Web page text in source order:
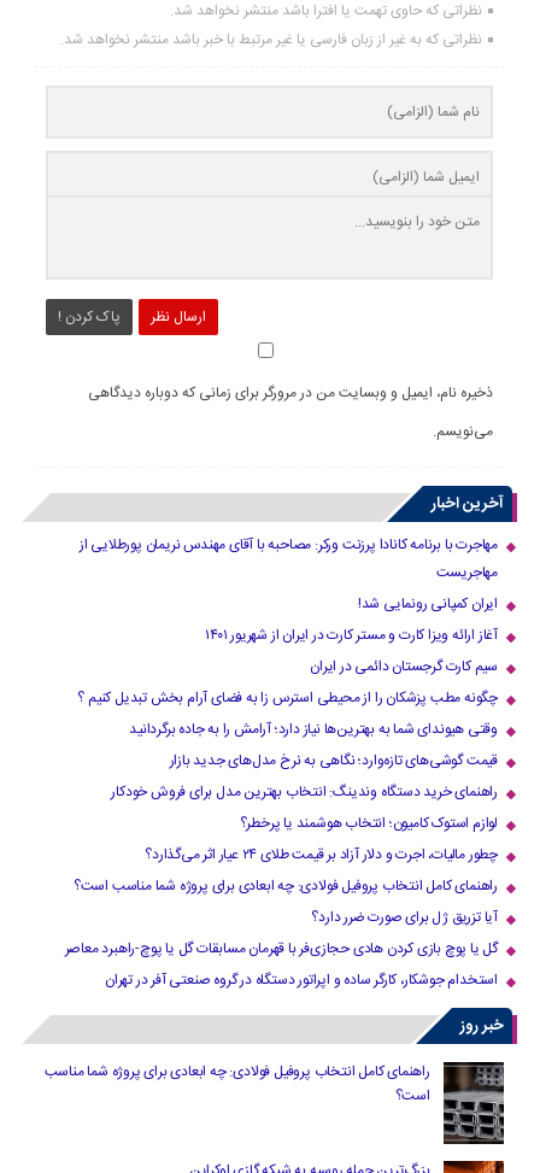
نظراتی که حاوی تهمت یا افترا باشد منتشر نخواهد شد.
نظراتی که به غیر از زبان فارسی یا غیر مرتبط با خبر باشد منتشر نخواهد شد.
ارسال نظر پاک کردن !
ذخیره نام، ایمیل و وبسایت من در مرورگر برای زمانی که دوباره دیدگاهی
می‌نویسم.
آخرین اخبار
مهاجرت با برنامه کانادا پرزنت ورکر: مصاحبه با آقای مهندس نریمان پورطلایی از
مهاجریست
ایران کمپانی رونمایی شد!
آغاز ارائه ویزا کارت و مستر کارت در ایران از شهریور ۱۴۰۱
سیم کارت گرجستان دائمی در ایران
چگونه مطب پزشکان را از محیطی استرس زا به فضای آرام بخش تبدیل کنیم ؟
وقتی هیوندای شما به بهترین‌ها نیاز دارد؛ آرامش را به جاده برگردانید
قیمت گوشی‌های تازه‌وارد؛ نگاهی به نرخ مدل‌های جدید بازار
راهنمای خرید دستگاه وندینگ: انتخاب بهترین مدل برای فروش خودکار
لوازم استوک کامیون؛ انتخاب هوشمند یا پرخطر؟
چطور مالیات، اجرت و دلار آزاد بر قیمت طلای ۲۴ عیار اثر می‌گذارد؟
راهنمای کامل انتخاب پروفیل فولادی: چه ابعادی برای پروژه شما مناسب است؟
آیا تزریق ژل برای صورت ضرر دارد​؟
گل یا پوچ بازی کردن هادی حجازی‌فر با قهرمان مسابقات گل یا پوچ-راهبرد معاصر
استخدام جوشکار، کارگر ساده و اپراتور دستگاه در گروه صنعتی آفر در تهران
خبر روز
راهنمای کامل انتخاب پروفیل فولادی: چه ابعادی برای پروژه شما مناسب
است؟